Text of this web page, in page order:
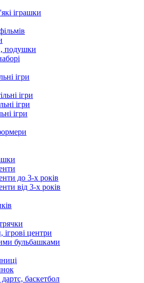
іграшки
подушки
ігри
ігри
ігри
ігри
до 3-х років
від 3-х років
ігрові центри
бульбашками
баскетбол